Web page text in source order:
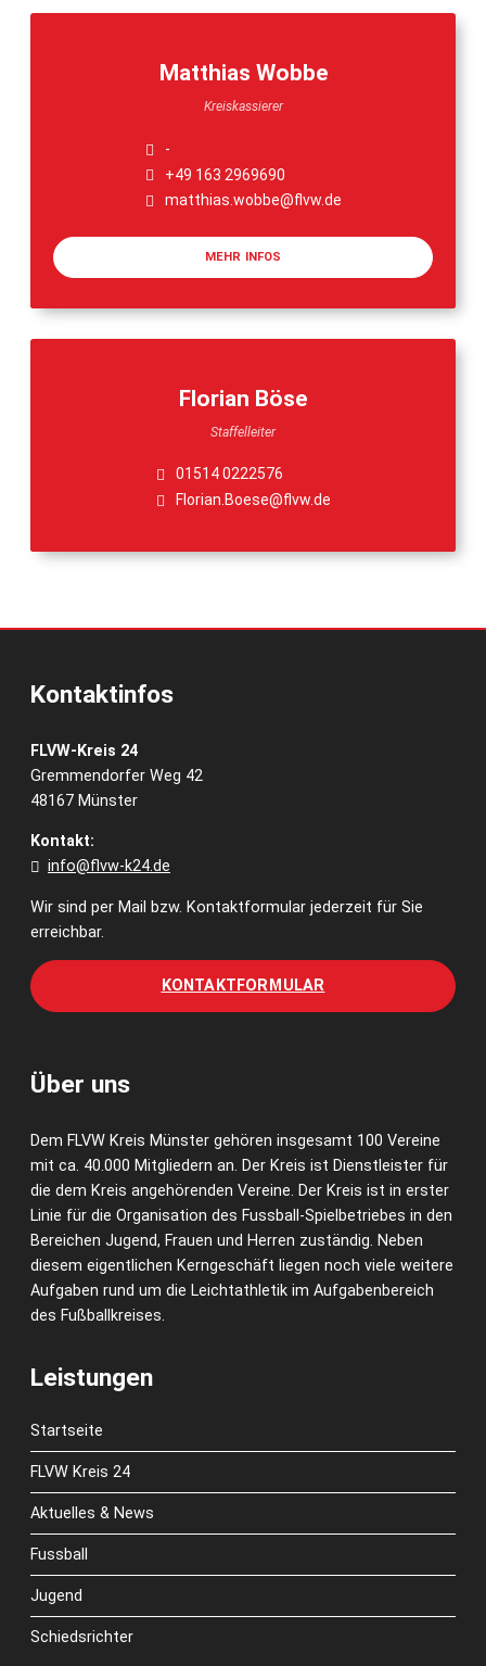
Matthias Wobbe
Kreiskassierer
-
+49 163 2969690
matthias.wobbe@flvw.de
MEHR INFOS
Florian Böse
Staffelleiter
01514 0222576
Florian.Boese@flvw.de
Kontaktinfos
FLVW-Kreis 24
Gremmendorfer Weg 42
48167 Münster
Kontakt:
info@flvw-k24.de
Wir sind per Mail bzw. Kontaktformular jederzeit für Sie
erreichbar.
KONTAKTFORMULAR
Über uns
Dem FLVW Kreis Münster gehören insgesamt 100 Vereine
mit ca. 40.000 Mitgliedern an. Der Kreis ist Dienstleister für
die dem Kreis angehörenden Vereine. Der Kreis ist in erster
Linie für die Organisation des Fussball-Spielbetriebes in den
Bereichen Jugend, Frauen und Herren zuständig. Neben
diesem eigentlichen Kerngeschäft liegen noch viele weitere
Aufgaben rund um die Leichtathletik im Aufgabenbereich
des Fußballkreises.
Leistungen
Startseite
FLVW Kreis 24
Aktuelles & News
Fussball
Jugend
Schiedsrichter